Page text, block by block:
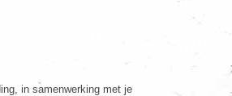
in samenwerking met je